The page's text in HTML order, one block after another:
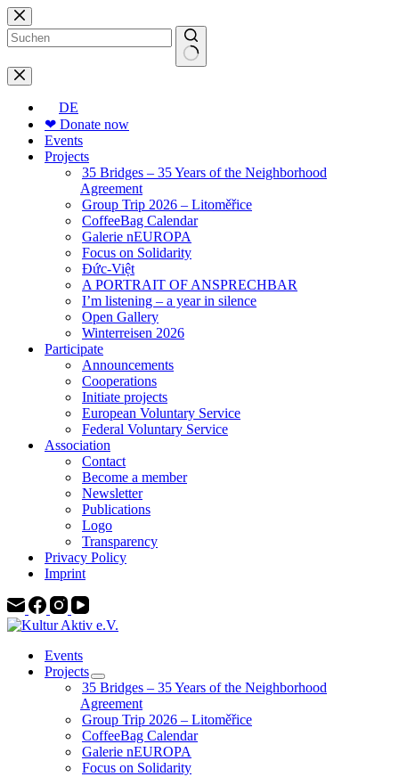
Skip
to
content
No
results
DE
❤ Donate now
Events
Projects
35 Bridges – 35 Years of the Neighborhood
Agreement
Group Trip 2026 – Litoměřice
CoffeeBag Calendar
Galerie nEUROPA
Focus on Solidarity
Đức-Việt
A PORTRAIT OF ANSPRECHBAR
I’m listening – a year in silence
Open Gallery
Winterreisen 2026
Participate
Announcements
Cooperations
Initiate projects
European Voluntary Service
Federal Voluntary Service
Association
Contact
Become a member
Newsletter
Publications
Logo
Transparency
Privacy Policy
Imprint
Events
Projects
35 Bridges – 35 Years of the Neighborhood
Agreement
Group Trip 2026 – Litoměřice
CoffeeBag Calendar
Galerie nEUROPA
Focus on Solidarity